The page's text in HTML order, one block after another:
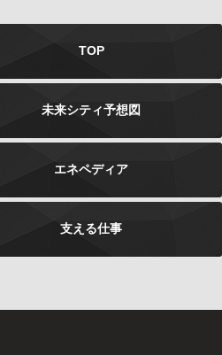
TOP
未来シティ予想図
エネペディア
支える仕事